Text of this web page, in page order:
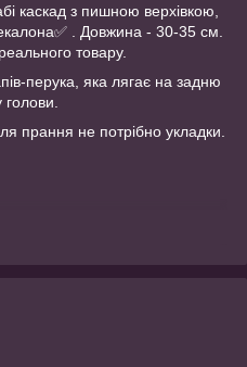
каскад з пишною верхівкою,
. Довжина - 30-35 см.
товару.
перука, яка лягає на задню
голови.
прання не потрібно укладки.